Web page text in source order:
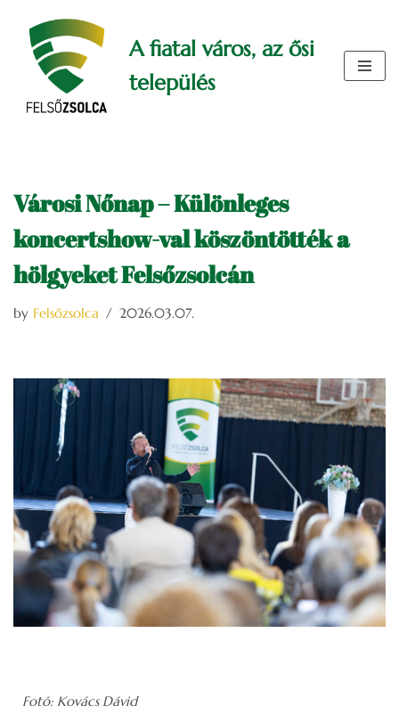
Skip
content
A fiatal város, az ősi
település
Városi Nőnap – Különleges
koncertshow-val köszöntötték a
hölgyeket Felsőzsolcán
by Felsőzsolca 2026.03.07.
Fotó: Kovács Dávid